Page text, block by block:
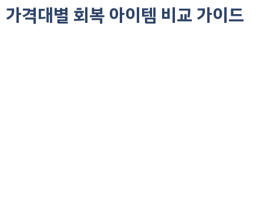
가격대별 회복 아이템 비교 가이드